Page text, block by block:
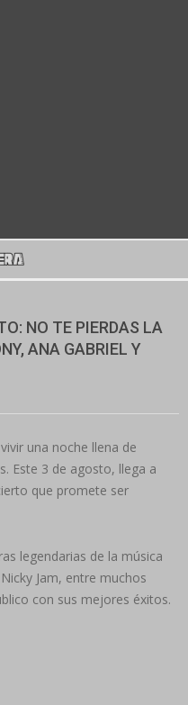
NO TE PIERDAS LA
ANA GABRIEL Y
una noche llena de
Este 3 de agosto, llega a
que promete ser
legendarias de la música
Jam, entre muchos
con sus mejores éxitos.